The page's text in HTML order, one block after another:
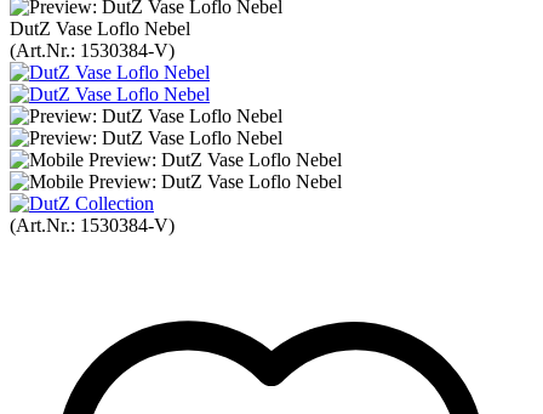
DutZ Vase Loflo Nebel
(Art.Nr.: 1530384-V)
(Art.Nr.: 1530384-V)